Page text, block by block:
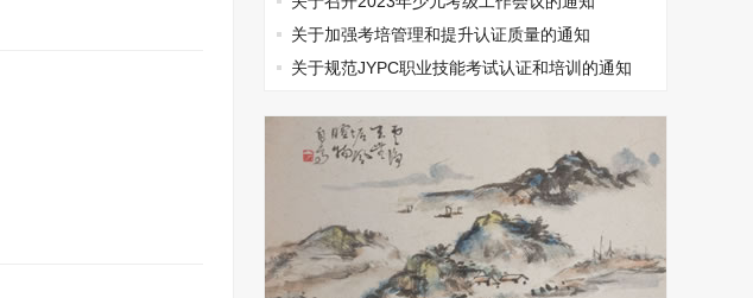
关于加强考培管理和提升认证质量的通知
关于规范JYPC职业技能考试认证和培训的通知